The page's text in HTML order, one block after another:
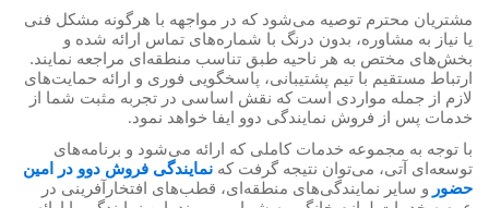
مشتریان محترم توصیه می‌شود که در مواجهه با هرگونه مشکل فنی
یا نیاز به مشاوره، بدون درنگ با شماره‌های تماس ارائه شده و
بخش‌های مختص به هر ناحیه طبق تناسب منطقه‌ای مراجعه نمایند.
ارتباط مستقیم با تیم پشتیبانی، پاسخگویی فوری و ارائه حمایت‌های
لازم از جمله مواردی است که نقش اساسی در تجربه مثبت شما از
خدمات پس از فروش نمایندگی دوو ایفا خواهد نمود.
با توجه به مجموعه خدمات کاملی که ارائه می‌شود و برنامه‌های
توسعه‌ای آتی، می‌توان نتیجه گرفت که نمایندگی فروش دوو در امین
حضور و سایر نمایندگی‌های منطقه‌ای، قطب‌های افتخارآفرینی در